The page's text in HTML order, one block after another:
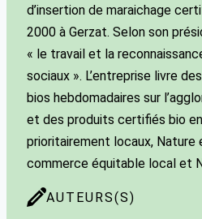
d’insertion de maraichage
2000 à Gerzat. Selon son
« le travail et la
sociaux ». L’entreprise livre
bios hebdomadaires sur
et des produits certifiés bio
prioritairement locaux, Nature
commerce équitable local et
AUTEURS(S)